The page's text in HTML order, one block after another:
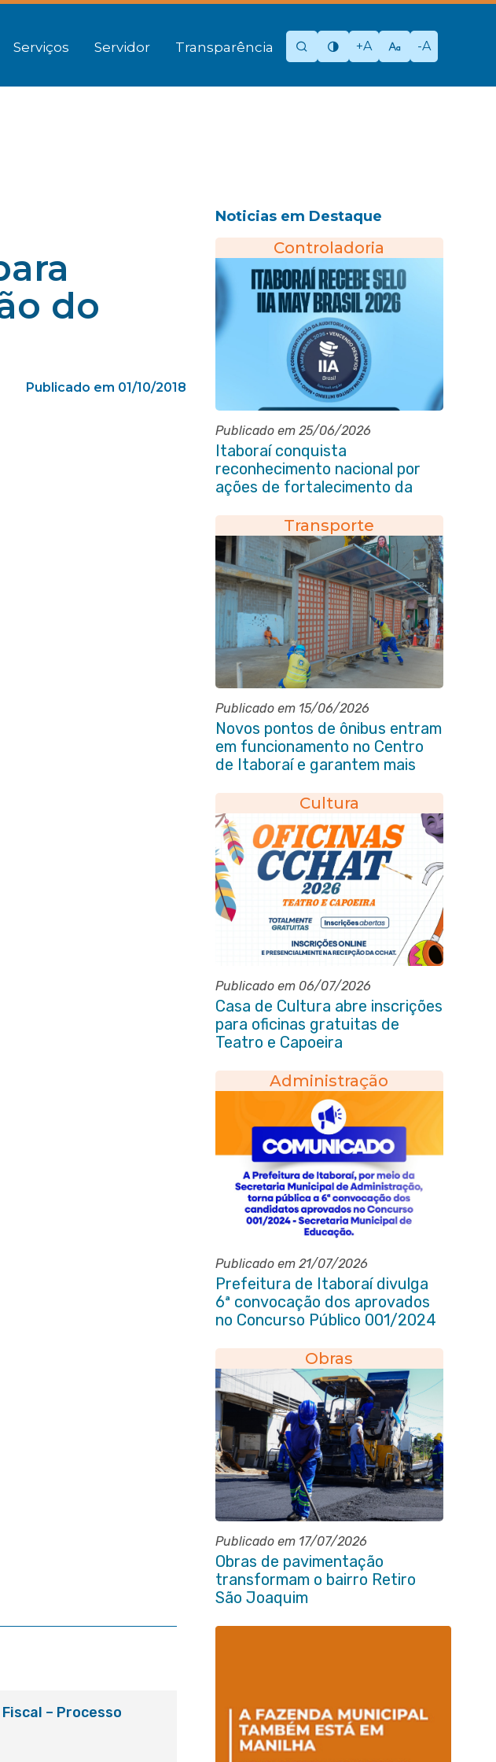
Serviços Servidor Transparência +A -A
do
Publicado em 01/10/2018
Noticias em Destaque
Controladoria
Publicado em 25/06/2026
Itaboraí conquista
reconhecimento nacional por
ações de fortalecimento da
Transporte
Publicado em 15/06/2026
Novos pontos de ônibus entram
em funcionamento no Centro
de Itaboraí e garantem mais
Cultura
Publicado em 06/07/2026
Casa de Cultura abre inscrições
para oficinas gratuitas de
Teatro e Capoeira
Administração
Publicado em 21/07/2026
Prefeitura de Itaboraí divulga
6ª convocação dos aprovados
no Concurso Público 001/2024
Obras
Publicado em 17/07/2026
Obras de pavimentação
transformam o bairro Retiro
São Joaquim
– Processo